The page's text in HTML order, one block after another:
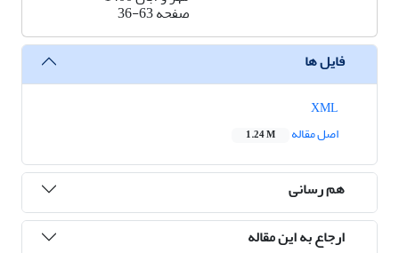
صفحه36-63
فایل ها
اصل مقاله
1.24 M
هم رسانی
ارجاع به این مقاله